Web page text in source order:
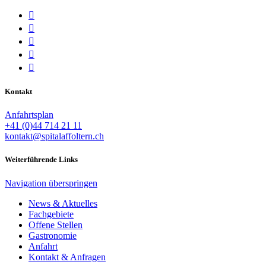





Kontakt
Anfahrtsplan
+41 (0)44 714 21 11
kontakt@spitalaffoltern.ch
Weiterführende Links
Navigation überspringen
News & Aktuelles
Fachgebiete
Offene Stellen
Gastronomie
Anfahrt
Kontakt & Anfragen